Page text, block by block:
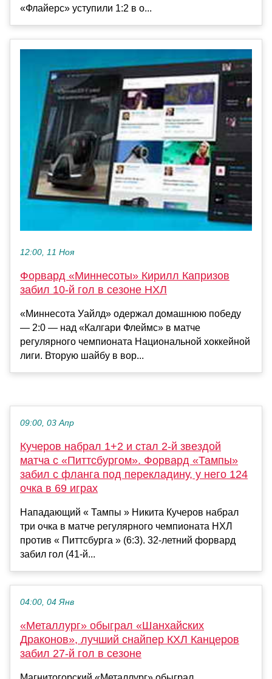
«Флайерс» уступили 1:2 в о...
12:00, 11 Ноя
Форвард «Миннесоты» Кирилл Капризов
забил 10-й гол в сезоне НХЛ
«Миннесота Уайлд» одержал домашнюю победу
— 2:0 — над «Калгари Флеймс» в матче
регулярного чемпионата Национальной хоккейной
лиги. Вторую шайбу в вор...
09:00, 03 Апр
Кучеров набрал 1+2 и стал 2-й звездой
матча с «Питтсбургом». Форвард «Тампы»
забил с фланга под перекладину, у него 124
очка в 69 играх
Нападающий « Тампы » Никита Кучеров набрал
три очка в матче регулярного чемпионата НХЛ
против « Питтсбурга » (6:3). 32-летний форвард
забил гол (41-й...
04:00, 04 Янв
«Металлург» обыграл «Шанхайских
Драконов», лучший снайпер КХЛ Канцеров
забил 27‑й гол в сезоне